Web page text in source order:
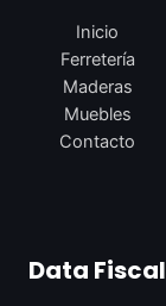
Inicio
Ferretería
Maderas
Muebles
Contacto
Data Fiscal